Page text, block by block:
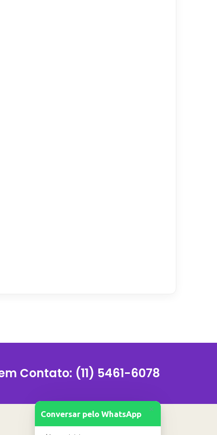
Contato: (11) 5461-6078
+
Conversar pelo WhatsApp